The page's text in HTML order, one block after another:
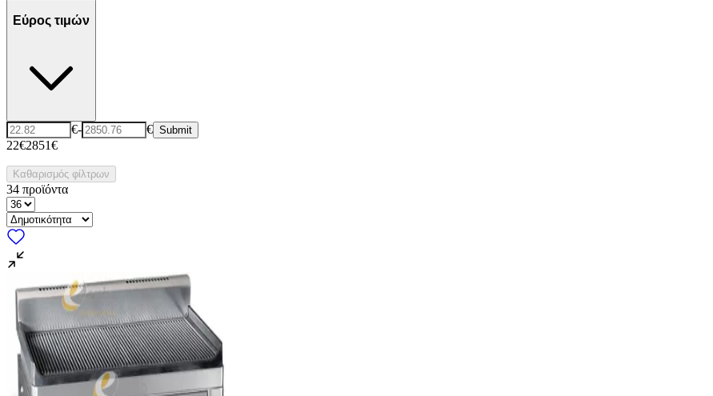
Εύρος τιμών
€- € Submit
22€2851€
Καθαρισμός φίλτρων
34 προϊόντα